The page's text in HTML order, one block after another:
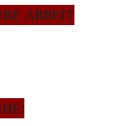
Arbeit